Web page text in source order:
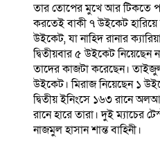
তার তোপের মুখে আর টিকতে
করতেই বাকী ৭ উইকেট হারিয়ে
উইকেট, যা নাহিদ রানার
দ্বিতীয়বার ৫ উইকেট নিয়েছেন
তাদের কাজটা করেছেন।
উইকেট। মিরাজ নিয়েছেন ১
দ্বিতীয় ইনিংসে ১৬৩ রানে
রানে হারে তারা। দুই ম্যাচের
নাজমুল হাসান শান্ত বাহিনী।